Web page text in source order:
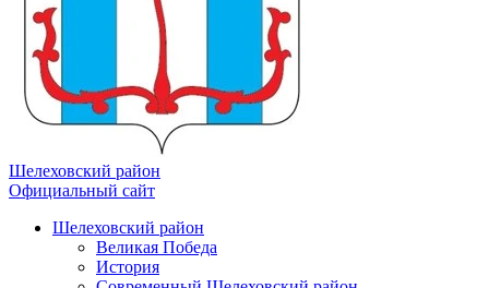
Шелеховский район
Официальный сайт
Шелеховский район
Великая Победа
История